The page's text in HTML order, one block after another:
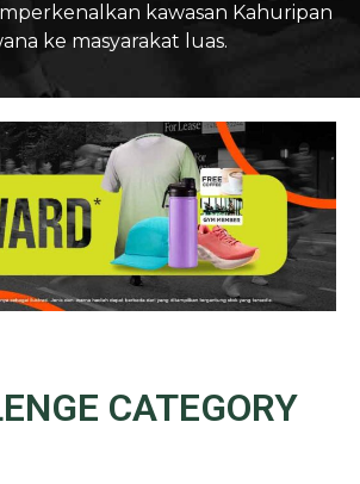
kawasan Kahuripan
ke masyarakat luas.
CATEGORY